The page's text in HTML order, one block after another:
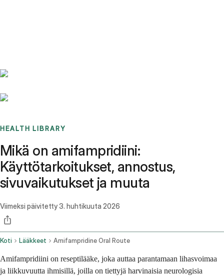
HEALTH LIBRARY
Mikä on amifampridiini:
Käyttötarkoitukset, annostus,
sivuvaikutukset ja muuta
Viimeksi päivitetty3. huhtikuuta 2026
Koti Lääkkeet Amifampridine Oral Route
Amifampridiini on reseptilääke, joka auttaa parantamaan lihasvoimaa
ja liikkuvuutta ihmisillä, joilla on tiettyjä harvinaisia neurologisia